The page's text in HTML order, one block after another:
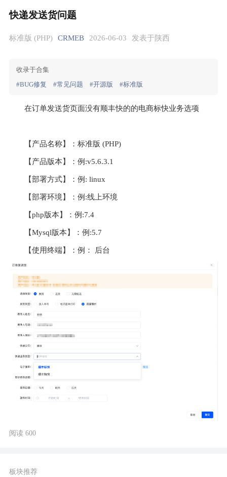
快递发送货问题
标准版 (PHP) CRMEB 2026-06-03 发表于陕西
收录于合集
#BUG修复
#常见问题 #开源版 #标准版
在订单发送货页面没有顺丰快的的电商标快业务选项
【产品名称】：标准版 (PHP)
【产品版本】：例:v5.6.3.1
【部署方式】：例: linux
【部署环境】：例:线上环境
【php版本】：例:7.4
【Mysql版本】：例:5.7
【使用终端】：例： 后台
阅读 600
板块推荐